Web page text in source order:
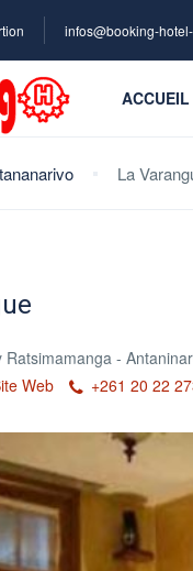
infos@booking-
ACCUEIL
La
Ratsimamanga -
Web +261 20 22